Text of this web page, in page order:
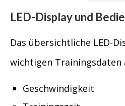
LED-Display und
Das übersichtliche LED-
wichtigen Trainingsdaten
Geschwindigkeit